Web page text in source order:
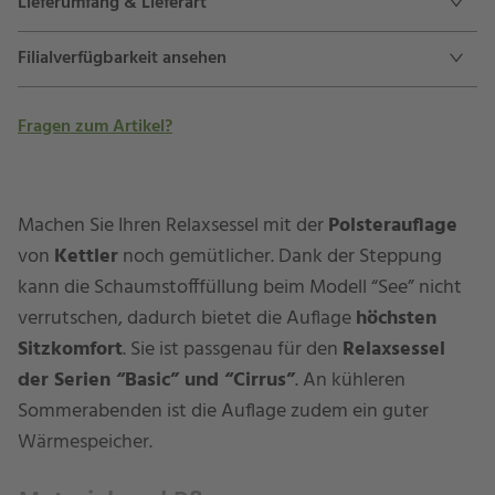
Filialverfügbarkeit ansehen
Fragen zum Artikel?
Machen Sie Ihren Relaxsessel mit derPolsterauflage
von Kettlernoch gemütlicher. Dank der Steppung
kann die Schaumstofffüllung beim Modell “See” nicht
verrutschen, dadurch bietet die Auflagehöchsten
Sitzkomfort. Sie ist passgenau für den Relaxsessel
der Serien “Basic” und “Cirrus”. An kühleren
Sommerabenden ist die Auflage zudem ein guter
Wärmespeicher.